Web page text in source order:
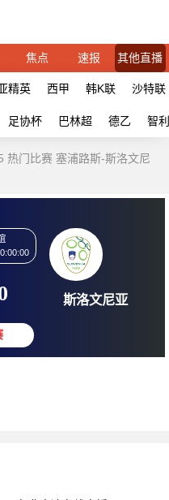
焦点 速报 其他直播
精英 西甲 韩K联 沙特联
足协杯 巴林超 德乙 智
热门比赛 塞浦路斯-斯洛文尼
国际友谊
06-05 00:00:00
0 : 0